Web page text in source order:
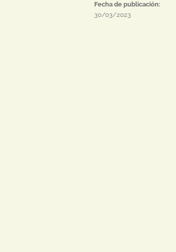
Fecha de publicación:
30/03/2023